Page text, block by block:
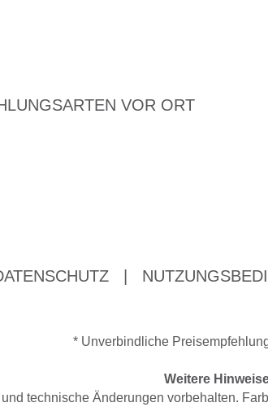
VOR ORT
* Unverbindliche
Weitere
und technische Änderungen vorbehalten.